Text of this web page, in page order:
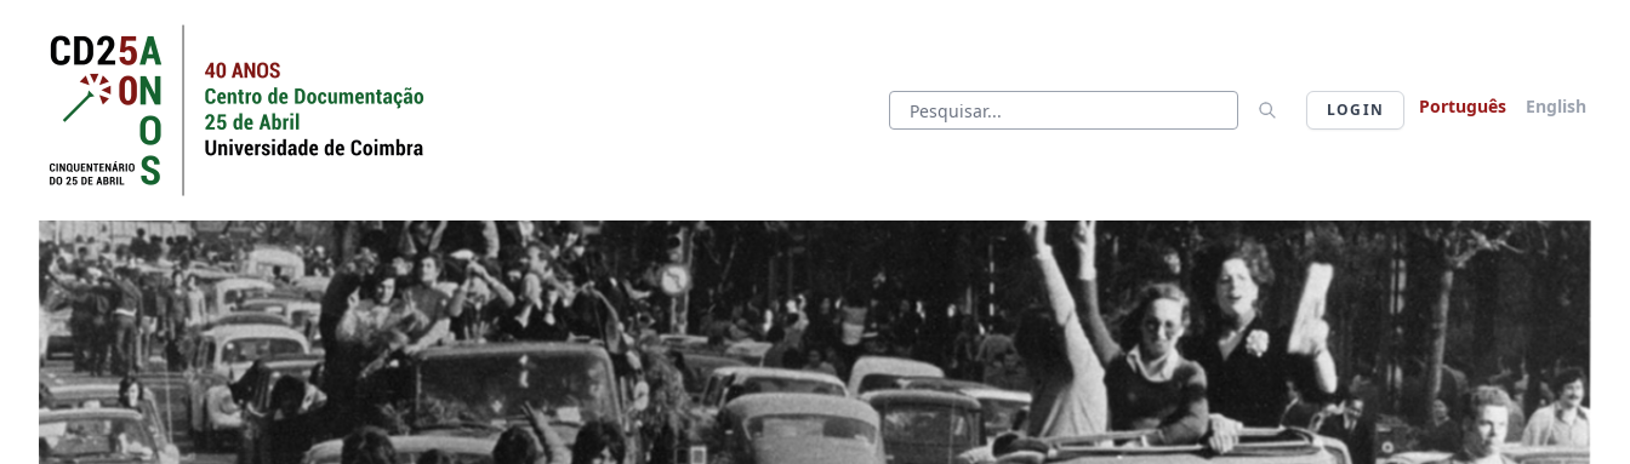
LOGIN Português English